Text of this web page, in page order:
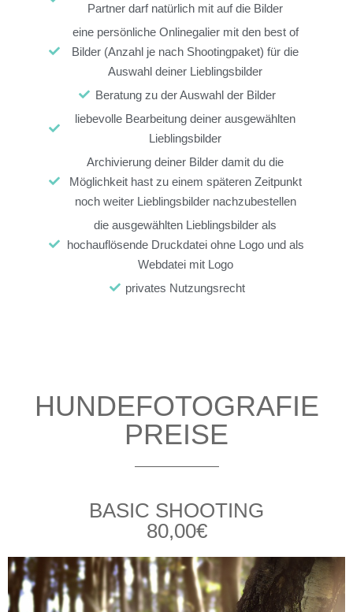
Partner darf natürlich mit auf die Bilder
eine persönliche Onlinegalier mit den best of
Bilder (Anzahl je nach Shootingpaket) für die
Auswahl deiner Lieblingsbilder
Beratung zu der Auswahl der Bilder
liebevolle Bearbeitung deiner ausgewählten
Lieblingsbilder
Archivierung deiner Bilder damit du die
Möglichkeit hast zu einem späteren Zeitpunkt
noch weiter Lieblingsbilder nachzubestellen
die ausgewählten Lieblingsbilder als
hochauflösende Druckdatei ohne Logo und als
Webdatei mit Logo
privates Nutzungsrecht
HUNDEFOTOGRAFIE
PREISE
BASIC SHOOTING
80,00€